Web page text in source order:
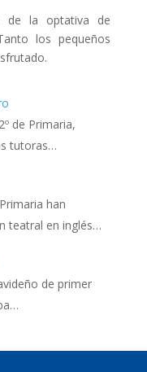
de la optativa de
los pequeños
de Primaria,
tutoras…
han
teatral en inglés…
de primer